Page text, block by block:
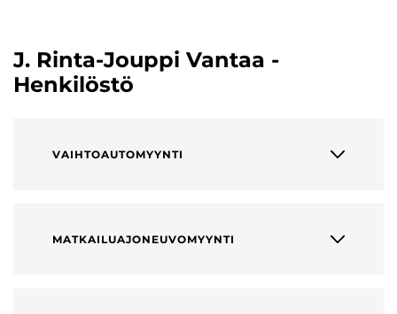
J. Rinta-Jouppi Vantaa -
Henkilöstö
VAIHTOAUTOMYYNTI
MATKAILUAJONEUVOMYYNTI